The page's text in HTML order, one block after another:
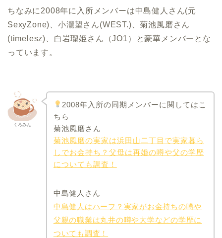
ちなみに2008年に入所メンバーは中島健人さん(元
SexyZone)、小瀧望さん(WEST.)、菊池風磨さん
(timelesz)、白岩瑠姫さん（JO1）と豪華メンバーとな
っています。
くろみん
2008年入所の同期メンバーに関してはこ
ちら
菊池風磨さん
菊池風磨の実家は浜田山二丁目で実家暮ら
しでお金持ち？父母は再婚の噂や父の学歴
についても調査！
中島健人さん
中島健人はハーフ？実家がお金持ちの噂や
父親の職業は丸井の噂や大学などの学歴に
ついても調査！